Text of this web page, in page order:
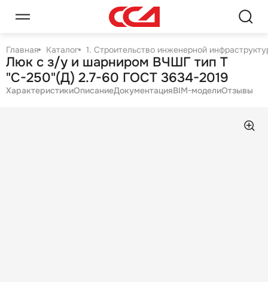
Главная Каталог 1. Строительство инженерной
Люк с з/у и шарниром ВЧШГ тип Т
"С-250"(Д) 2.7-60 ГОСТ 3634-2019
ХарактеристикиОписаниеДокументацияBIM-моделиОтзывы